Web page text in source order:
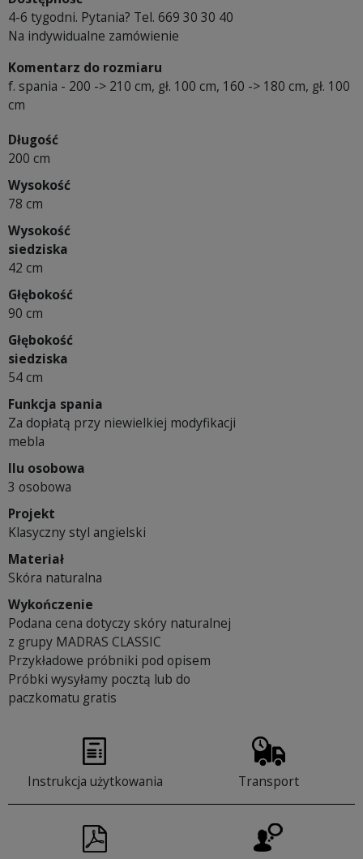
4-6 tygodni. Pytania? Tel. 669 30 30 40
Na indywidualne zamówienie
Komentarz do rozmiaru
f. spania - 200 -> 210 cm, gł. 100 cm, 160 -> 180 cm, gł. 100
cm
Długość
200 cm
Wysokość
78 cm
Wysokość
siedziska
42 cm
Głębokość
90 cm
Głębokość
siedziska
54 cm
Funkcja spania
Za dopłatą przy niewielkiej modyfikacji
mebla
Ilu osobowa
3 osobowa
Projekt
Klasyczny styl angielski
Materiał
Skóra naturalna
Wykończenie
Podana cena dotyczy skóry naturalnej
z grupy MADRAS CLASSIC
Przykładowe próbniki pod opisem
Próbki wysyłamy pocztą lub do
paczkomatu gratis
Instrukcja użytkowania Transport